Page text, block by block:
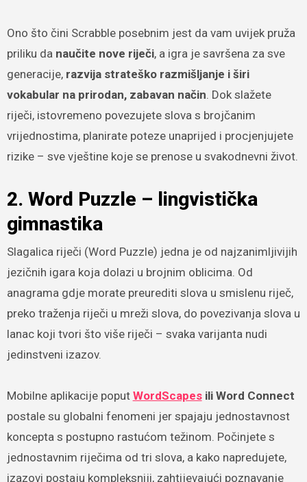
Ono što čini Scrabble posebnim jest da vam uvijek pruža
priliku da naučite nove riječi, a igra je savršena za sve
generacije, razvija strateško razmišljanje i širi
vokabular na prirodan, zabavan način. Dok slažete
riječi, istovremeno povezujete slova s brojčanim
vrijednostima, planirate poteze unaprijed i procjenjujete
rizike – sve vještine koje se prenose u svakodnevni život.
2. Word Puzzle – lingvistička
gimnastika
Slagalica riječi (Word Puzzle) jedna je od najzanimljivijih
jezičnih igara koja dolazi u brojnim oblicima. Od
anagrama gdje morate preurediti slova u smislenu riječ,
preko traženja riječi u mreži slova, do povezivanja slova u
lanac koji tvori što više riječi – svaka varijanta nudi
jedinstveni izazov.
Mobilne aplikacije poput WordScapesili Word Connect
postale su globalni fenomeni jer spajaju jednostavnost
koncepta s postupno rastućom težinom. Počinjete s
jednostavnim riječima od tri slova, a kako napredujete,
izazovi postaju kompleksniji, zahtijevajući poznavanje